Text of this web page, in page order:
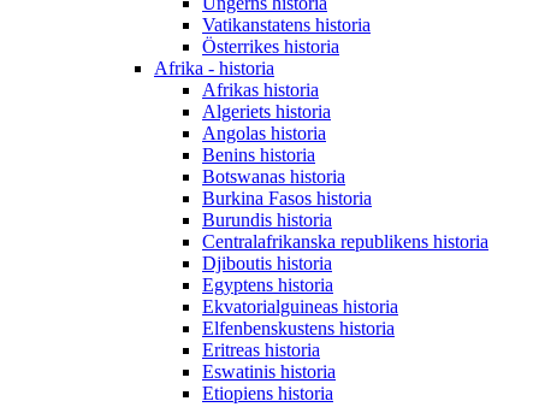
Vatikanstatens historia
Österrikes historia
Afrika - historia
Afrikas historia
Algeriets historia
Angolas historia
Benins historia
Botswanas historia
Burkina Fasos historia
Burundis historia
Centralafrikanska republikens historia
Djiboutis historia
Egyptens historia
Ekvatorialguineas historia
Elfenbenskustens historia
Eritreas historia
Eswatinis historia
Etiopiens historia